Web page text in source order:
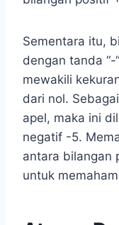
Sementara itu,
dengan tanda “-
mewakili
dari nol.
apel, maka ini
negatif -5.
antara bilangan
untuk